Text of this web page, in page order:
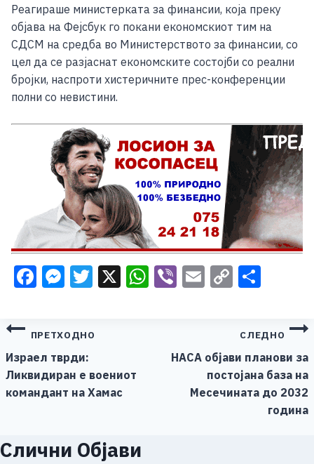
Реагираше министерката за финансии, која преку
објава на Фејсбук го покани економскиот тим на
СДСМ на средба во Министерството за финансии, со
цел да се разјаснат економските состојби со реални
бројки, наспроти хистеричните прес-конференции
полни со невистини.
Facebook
Messenger
Twitter
X WhatsApp
ViberEmail
Copy
Навигација
на
напис
ПРЕТХОДНО
Израел тврди:
Ликвидиран е воениот
командант на Хамас
СЛЕДНО
НАСА објави планови за
постојана база на
Месечината до 2032
година
Слични Објави